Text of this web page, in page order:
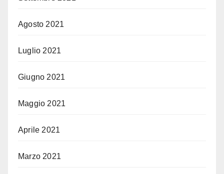
Agosto 2021
Luglio 2021
Giugno 2021
Maggio 2021
Aprile 2021
Marzo 2021